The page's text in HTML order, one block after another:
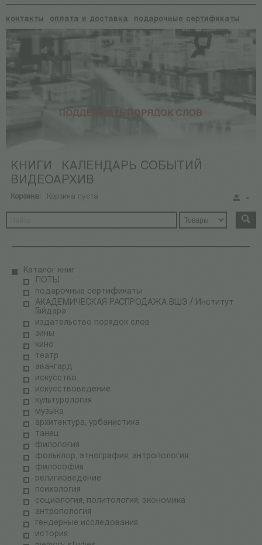
контакты оплата и доставка подарочные сертификаты
КНИГИ
КАЛЕНДАРЬ СОБЫТИЙ
ВИДЕОАРХИВ
Корзина: Корзина пуста
Каталог книг
ЛОТЫ
подарочные сертификаты
АКАДЕМИЧЕСКАЯ РАСПРОДАЖА ВШЭ / Институт
Гайдара
издательство порядок слов
зины
кино
театр
авангард
искусство
искусствоведение
культурология
музыка
архитектура, урбанистика
танец
филология
фольклор, этнография, антропология
философия
религиоведение
психология
социология, политология, экономика
антропология
гендерные исследования
история